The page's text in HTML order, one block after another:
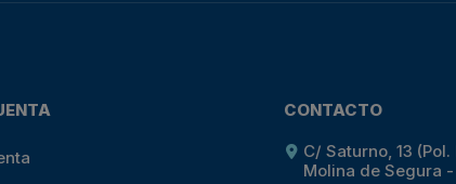
CONTACTO
C/ Saturno, 13
Molina de Segura